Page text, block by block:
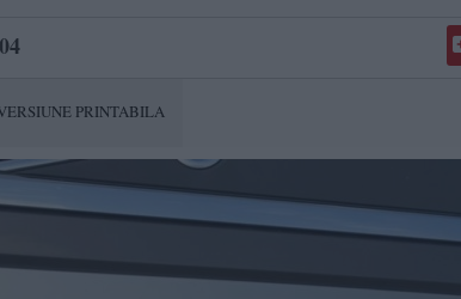
PRINTABILA